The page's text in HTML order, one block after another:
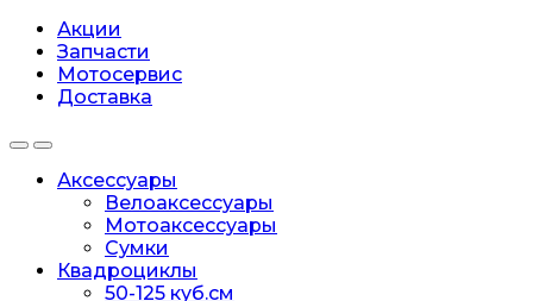
Акции
Запчасти
Мотосервис
Доставка
Аксессуары
Велоаксессуары
Мотоаксессуары
Сумки
Квадроциклы
50-125 куб.см